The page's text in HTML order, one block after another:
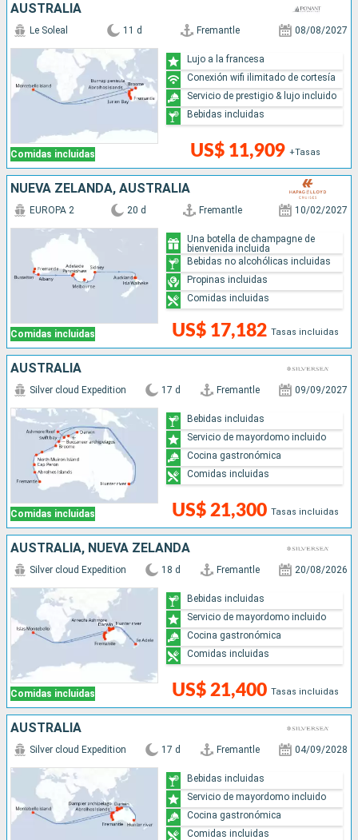
AUSTRALIA
Comidas incluidas
Le Soleal 11 d Fremantle 08/08/2027
US$ 11,909 +Tasas
Lujo a la francesa
Conexión wifi ilimitado de cortesía
Servicio de prestigio & lujo incluido
Bebidas incluidas
NUEVA ZELANDA, AUSTRALIA
Comidas incluidas
EUROPA 2 20 d Fremantle 10/02/2027
US$ 17,182 Tasas incluidas
Una botella de champagne de
bienvenida incluida
Bebidas no alcohólicas incluidas
Propinas incluidas
Comidas incluidas
AUSTRALIA
Comidas incluidas
Silver cloud Expedition 17 d Fremantle 09/09/2027
US$ 21,300 Tasas incluidas
Bebidas incluidas
Servicio de mayordomo incluido
Cocina gastronómica
Comidas incluidas
AUSTRALIA, NUEVA ZELANDA
Comidas incluidas
Silver cloud Expedition 18 d Fremantle 20/08/2026
US$ 21,400 Tasas incluidas
Bebidas incluidas
Servicio de mayordomo incluido
Cocina gastronómica
Comidas incluidas
AUSTRALIA
Silver cloud Expedition 17 d Fremantle 04/09/2028
Bebidas incluidas
Servicio de mayordomo incluido
Cocina gastronómica
Comidas incluidas